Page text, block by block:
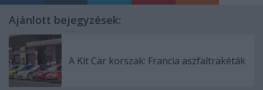
Ajánlott bejegyzések:
A Kit Car korszak: Francia aszfaltrakéták